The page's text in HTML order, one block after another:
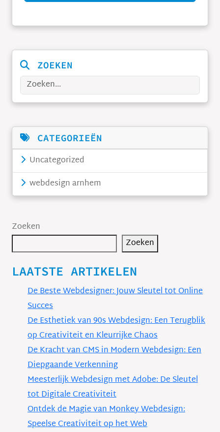
ZOEKEN
Zoeken
CATEGORIEËN
Uncategorized
webdesign arnhem
Zoeken
Zoeken
LAATSTE ARTIKELEN
De Beste Webdesigner: Jouw Sleutel tot Online
Succes
De Esthetiek van 90s Webdesign: Een Terugblik
op Creativiteit en Kleurrijke Chaos
De Kracht van CMS in Modern Webdesign: Een
Diepgaande Verkenning
Meesterlijk Webdesign met Adobe: De Sleutel
tot Digitale Creativiteit
Ontdek de Magie van Monkey Webdesign:
Speelse Creativiteit op het Web